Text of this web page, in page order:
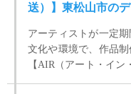
送）】東松山市の
アーティストが一定
文化や環境で、作品
【AIR（アート・イン